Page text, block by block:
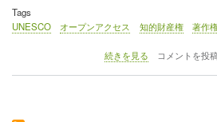
Tags
UNESCO
オープンアクセス 知的財産権 著作
UNESCO，
続きを見る コメントを投